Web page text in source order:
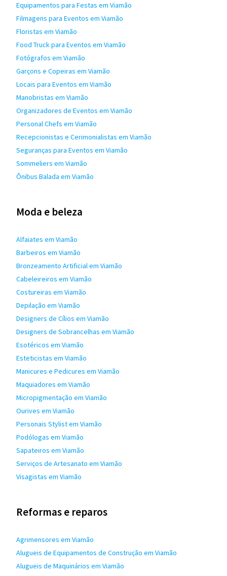
Equipamentos para Festas em Viamão
Filmagens para Eventos em Viamão
Floristas em Viamão
Food Truck para Eventos em Viamão
Fotógrafos em Viamão
Garçons e Copeiras em Viamão
Locais para Eventos em Viamão
Manobristas em Viamão
Organizadores de Eventos em Viamão
Personal Chefs em Viamão
Recepcionistas e Cerimonialistas em Viamão
Seguranças para Eventos em Viamão
Sommeliers em Viamão
Ônibus Balada em Viamão
Moda e beleza
Alfaiates em Viamão
Barbeiros em Viamão
Bronzeamento Artificial em Viamão
Cabeleireiros em Viamão
Costureiras em Viamão
Depilação em Viamão
Designers de Cílios em Viamão
Designers de Sobrancelhas em Viamão
Esotéricos em Viamão
Esteticistas em Viamão
Manicures e Pedicures em Viamão
Maquiadores em Viamão
Micropigmentação em Viamão
Ourives em Viamão
Personais Stylist em Viamão
Podólogas em Viamão
Sapateiros em Viamão
Serviços de Artesanato em Viamão
Visagistas em Viamão
Reformas e reparos
Agrimensores em Viamão
Alugueis de Equipamentos de Construção em Viamão
Alugueis de Maquinários em Viamão